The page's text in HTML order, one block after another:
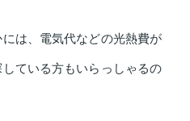
は、電気代などの光熱費が
ている方もいらっしゃるの